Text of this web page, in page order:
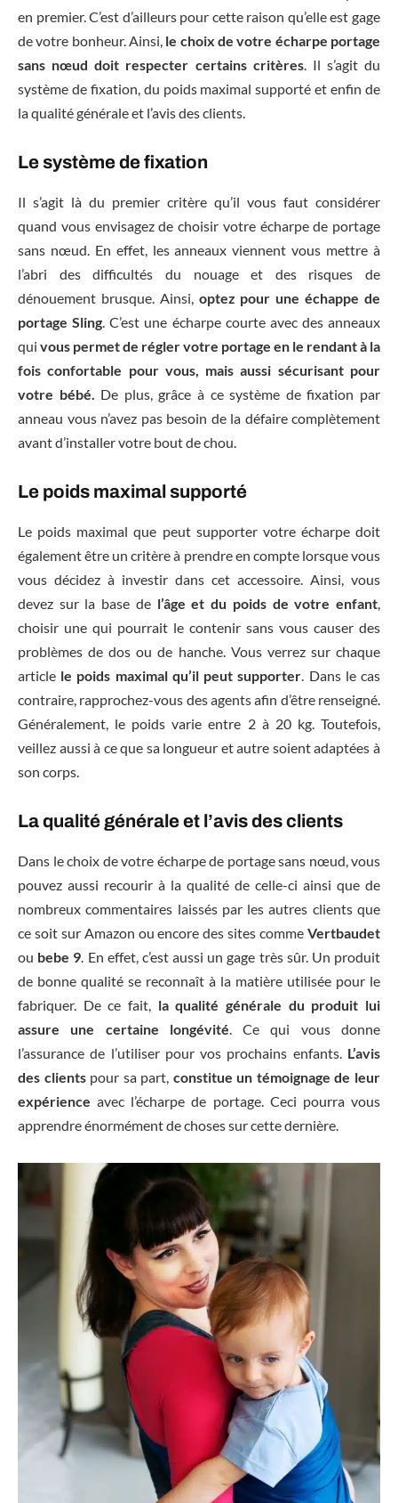
en premier. C’est d’ailleurs pour cette raison qu’elle est gage
de votre bonheur. Ainsi, le choix de votre écharpe portage
sans nœud doit respecter certains critères. Il s’agit du
système de fixation, du poids maximal supporté et enfin de
la qualité générale et l’avis des clients.
Le système de fixation
Il s’agit là du premier critère qu’il vous faut considérer
quand vous envisagez de choisir votre écharpe de portage
sans nœud. En effet, les anneaux viennent vous mettre à
l’abri des difficultés du nouage et des risques de
dénouement brusque. Ainsi, optez pour une échappe de
portage Sling . C’est une écharpe courte avec des anneaux
qui vous permet de régler votre portage en le rendant à la
fois confortable pour vous, mais aussi sécurisant pour
votre bébé.
De plus, grâce à ce système de fixation par
anneau vous n’avez pas besoin de la défaire complètement
avant d’installer votre bout de chou.
Le poids maximal supporté
Le poids maximal que peut supporter votre écharpe doit
également être un critère à prendre en compte lorsque vous
vous décidez à investir dans cet accessoire. Ainsi, vous
devez sur la base de l’âge et du poids de votre enfant
choisir une qui pourrait le contenir sans vous causer des
problèmes de dos ou de hanche. Vous verrez sur chaque
article le poids maximal qu’il peut supporter . Dans le cas
contraire, rapprochez-vous des agents afin d’être renseigné.
Généralement, le poids varie entre 2 à 20 kg. Toutefois,
veillez aussi à ce que sa longueur et autre soient adaptées à
son corps.
La qualité générale et l’avis des clients
Dans le choix de votre écharpe de portage sans nœud, vous
pouvez aussi recourir à la qualité de celle-ci ainsi que de
nombreux commentaires laissés par les autres clients que
ce soit sur Amazon ou encore des sites comme Vertbaudet
ou bebe 9 . En effet, c’est aussi un gage très sûr. Un produit
de bonne qualité se reconnaît à la matière utilisée pour le
fabriquer. De ce fait, la qualité générale du produit lui
assure une certaine longévité . Ce qui vous donne
l’assurance de l’utiliser pour vos prochains enfants. L’avis
des clientspour sa part, constitue un témoignage de leur
expérience avec l’écharpe de portage. Ceci pourra vous
apprendre énormément de choses sur cette dernière.